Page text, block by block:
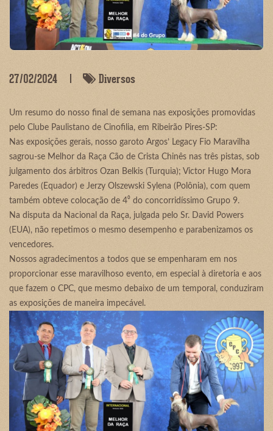
27/02/2024 Diversos
Um resumo do nosso final de semana nas exposições promovidas
pelo Clube Paulistano de Cinofilia, em Ribeirão Pires-SP:
Nas exposições gerais, nosso garoto Argos’ Legacy Fio Maravilha
sagrou-se Melhor da Raça Cão de Crista Chinês nas três pistas, sob
julgamento dos árbitros Ozan Belkis (Turquia); Victor Hugo Mora
Paredes (Equador) e Jerzy Olszewski Sylena (Polônia), com quem
também obteve colocação de 4⁰ do concorridíssimo Grupo 9.
Na disputa da Nacional da Raça, julgada pelo Sr. David Powers
(EUA), não repetimos o mesmo desempenho e parabenizamos os
vencedores.
Nossos agradecimentos a todos que se empenharam em nos
proporcionar esse maravilhoso evento, em especial à diretoria e aos
que fazem o CPC, que mesmo debaixo de um temporal, conduziram
as exposições de maneira impecável.